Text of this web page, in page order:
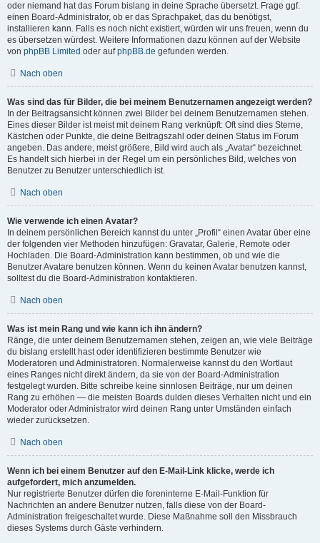
oder niemand hat das Forum bislang in deine Sprache übersetzt. Frage ggf.
einen Board-Administrator, ob er das Sprachpaket, das du benötigst,
installieren kann. Falls es noch nicht existiert, würden wir uns freuen, wenn du
es übersetzen würdest. Weitere Informationen dazu können auf der Website
von phpBB Limited oder aufphpBB.de gefunden werden.
Nach oben
Was sind das für Bilder, die bei meinem Benutzernamen angezeigt werden?
In der Beitragsansicht können zwei Bilder bei deinem Benutzernamen stehen.
Eines dieser Bilder ist meist mit deinem Rang verknüpft: Oft sind dies Sterne,
Kästchen oder Punkte, die deine Beitragszahl oder deinen Status im Forum
angeben. Das andere, meist größere, Bild wird auch als „Avatar“ bezeichnet.
Es handelt sich hierbei in der Regel um ein persönliches Bild, welches von
Benutzer zu Benutzer unterschiedlich ist.
Nach oben
Wie verwende ich einen Avatar?
In deinem persönlichen Bereich kannst du unter „Profil“ einen Avatar über eine
der folgenden vier Methoden hinzufügen: Gravatar, Galerie, Remote oder
Hochladen. Die Board-Administration kann bestimmen, ob und wie die
Benutzer Avatare benutzen können. Wenn du keinen Avatar benutzen kannst,
solltest du die Board-Administration kontaktieren.
Nach oben
Was ist mein Rang und wie kann ich ihn ändern?
Ränge, die unter deinem Benutzernamen stehen, zeigen an, wie viele Beiträge
du bislang erstellt hast oder identifizieren bestimmte Benutzer wie
Moderatoren und Administratoren. Normalerweise kannst du den Wortlaut
eines Ranges nicht direkt ändern, da sie von der Board-Administration
festgelegt wurden. Bitte schreibe keine sinnlosen Beiträge, nur um deinen
Rang zu erhöhen — die meisten Boards dulden dieses Verhalten nicht und ein
Moderator oder Administrator wird deinen Rang unter Umständen einfach
wieder zurücksetzen.
Nach oben
Wenn ich bei einem Benutzer auf den E-Mail-Link klicke, werde ich
aufgefordert, mich anzumelden.
Nur registrierte Benutzer dürfen die foreninterne E-Mail-Funktion für
Nachrichten an andere Benutzer nutzen, falls diese von der Board-
Administration freigeschaltet wurde. Diese Maßnahme soll den Missbrauch
dieses Systems durch Gäste verhindern.